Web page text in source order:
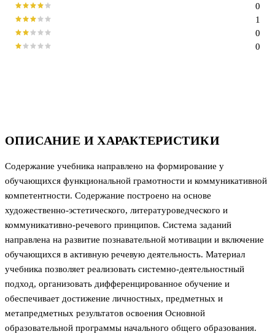
ОПИСАНИЕ И ХАРАКТЕРИСТИКИ
Содержание учебника направлено на формирование у
обучающихся функциональной грамотности и коммуникативной
компетентности. Содержание построено на основе
художественно-эстетического, литературоведческого и
коммуникативно-речевого принципов. Система заданий
направлена на развитие познавательной мотивации и включение
обучающихся в активную речевую деятельность. Материал
учебника позволяет реализовать системно-деятельностный
подход, организовать дифференцированное обучение и
обеспечивает достижение личностных, предметных и
метапредметных результатов освоения Основной
образовательной программы начального общего образования.
0
0
1
0